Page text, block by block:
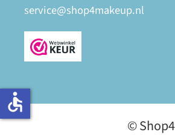
service@shop4makeup.nl
©
accessible